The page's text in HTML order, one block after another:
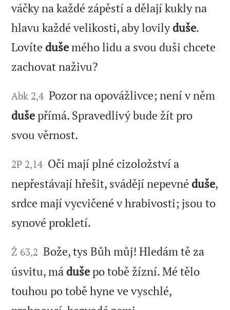
váčky na každé zápěstí a dělají kukly na
hlavu každé velikosti, aby lovilyduše.
Lovíte dušemého lidu a svou duši chcete
zachovat naživu?
Abk 2,4 Pozor na opovážlivce; není v něm
dušepřímá. Spravedlivý bude žít pro
svou věrnost.
2P 2,14 Oči mají plné cizoložství a
nepřestávají hřešit, svádějí nepevné duše,
srdce mají vycvičené v hrabivosti; jsou to
synové prokletí.
Ž 63,2 Bože, tys Bůh můj! Hledám tě za
úsvitu, má dušepo tobě žízní. Mé tělo
touhou po tobě hyne ve vyschlé,